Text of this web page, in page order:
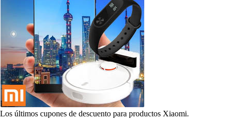
Los últimos cupones de descuento para productos Xiaomi.